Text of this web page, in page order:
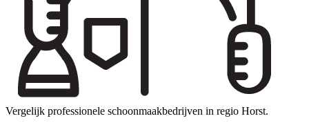
Vergelijk professionele schoonmaakbedrijven in regio Horst.